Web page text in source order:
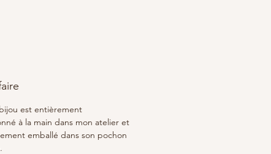
aide à détendre les
liés à la respiration et
ainsi la capacité pulmonaire.
est entièrement
à la main dans mon atelier et
emballé dans son pochon